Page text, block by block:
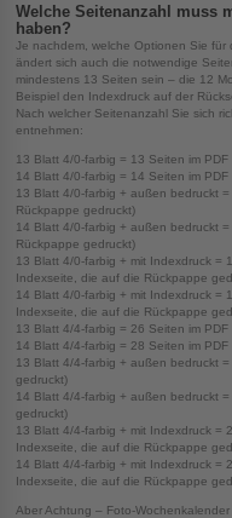
Welche Seitenanzahl muss
haben?
Je nachdem, welche Optionen Sie für
ändert sich auch die notwendige
mindestens 13 Seiten sein – die 12
Beispiel den Indexdruck auf der
Nach welcher Seitenanzahl Sie sich
entnehmen:
13 Blatt 4/0-farbig = 13 Seiten im PDF
14 Blatt 4/0-farbig = 14 Seiten im PDF
13 Blatt 4/0-farbig + außen bedruckt
Rückpappe gedruckt)
14 Blatt 4/0-farbig + außen bedruckt
Rückpappe gedruckt)
13 Blatt 4/0-farbig + mit Indexdruck =
Indexseite, die auf die Rückpappe
14 Blatt 4/0-farbig + mit Indexdruck =
Indexseite, die auf die Rückpappe
13 Blatt 4/4-farbig = 26 Seiten im PDF
14 Blatt 4/4-farbig = 28 Seiten im PDF
13 Blatt 4/4-farbig + außen bedruckt
gedruckt)
14 Blatt 4/4-farbig + außen bedruckt
gedruckt)
13 Blatt 4/4-farbig + mit Indexdruck =
Indexseite, die auf die Rückpappe
14 Blatt 4/4-farbig + mit Indexdruck =
Indexseite, die auf die Rückpappe
Aber Achtung – Foto-